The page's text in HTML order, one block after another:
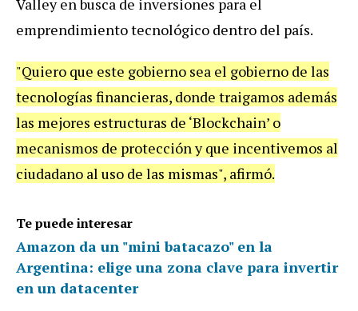
Valley en busca de inversiones para el
emprendimiento tecnológico dentro del país.
"Quiero que este gobierno sea el gobierno de las
tecnologías financieras, donde traigamos además
las mejores estructuras de ‘Blockchain’ o
mecanismos de protección y que incentivemos al
ciudadano al uso de las mismas", afirmó.
Te puede interesar
Amazon da un "mini batacazo" en la
Argentina: elige una zona clave para invertir
en un datacenter